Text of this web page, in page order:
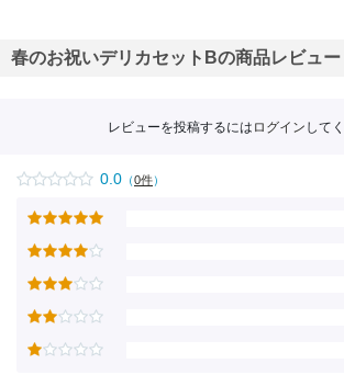
春のお祝いデリカセットBの商品レビュー
レビューを投稿するには ログイン して
0.0 （0件）